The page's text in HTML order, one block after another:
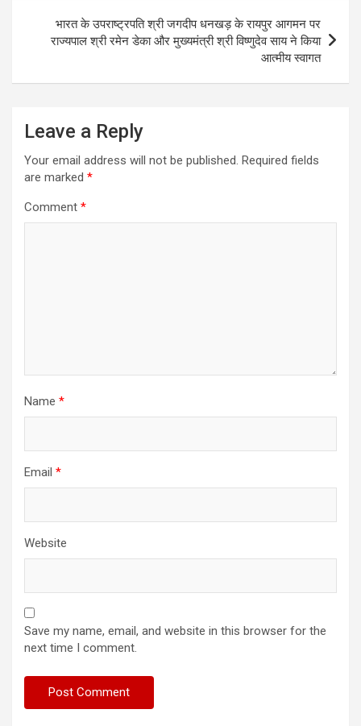
भारत के उपराष्ट्रपति श्री जगदीप धनखड़ के रायपुर आगमन पर
राज्यपाल श्री रमेन डेका और मुख्यमंत्री श्री विष्णुदेव साय ने किया
आत्मीय स्वागत
Leave a Reply
Your email address will not be published. Required fields
are marked *
Comment *
Name *
Email *
Website
Save my name, email, and website in this browser for the
next time I comment.